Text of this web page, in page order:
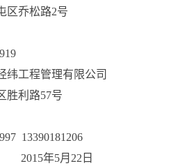
乔松路2号
纬工程管理有限公司
利路57号
13390181206
月22日